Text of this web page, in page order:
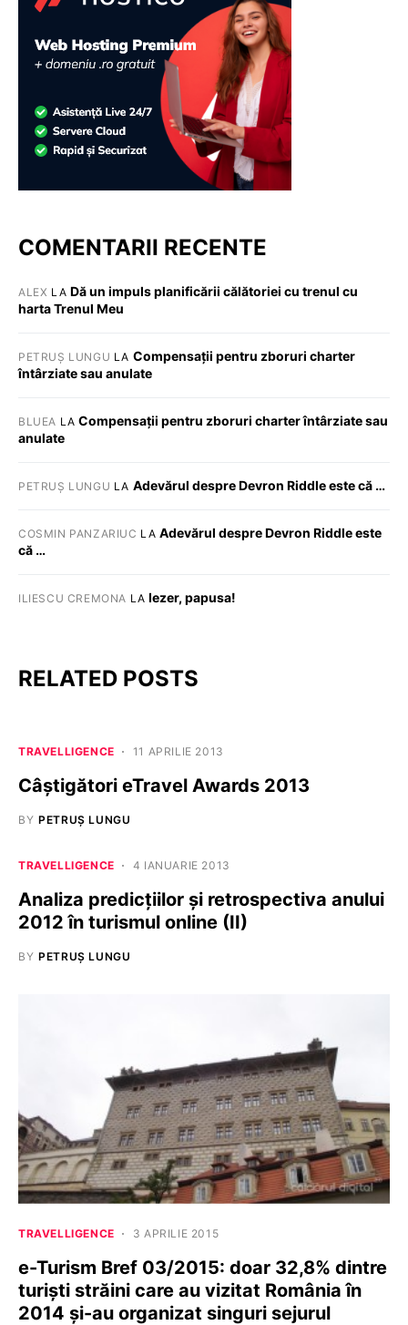
COMENTARII RECENTE
ALEX LA Dă un impuls planificării călătoriei cu trenul cu
harta Trenul Meu
PETRUȘ LUNGU LA Compensații pentru zboruri charter
întârziate sau anulate
BLUEA LACompensații pentru zboruri charter întârziate sau
anulate
PETRUȘ LUNGU LA Adevărul despre Devron Riddle este că …
COSMIN PANZARIUC LA Adevărul despre Devron Riddle este
că …
ILIESCU CREMONA LA Iezer, papusa!
RELATED POSTS
TRAVELLIGENCE 11 APRILIE 2013
Câștigători eTravel Awards 2013
BY PETRUȘ LUNGU
TRAVELLIGENCE 4 IANUARIE 2013
Analiza predicțiilor și retrospectiva anului
2012 în turismul online (II)
BY PETRUȘ LUNGU
TRAVELLIGENCE 3 APRILIE 2015
e-Turism Bref 03/2015: doar 32,8% dintre
turiști străini care au vizitat România în
2014 și-au organizat singuri sejurul